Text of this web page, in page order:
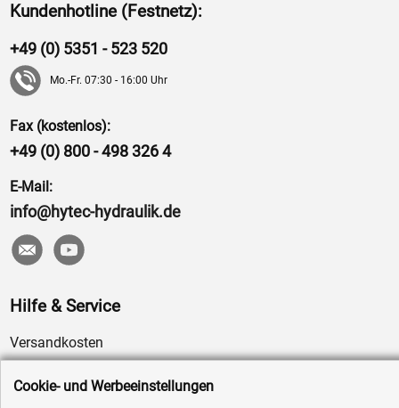
Kundenhotline (Festnetz):
+49 (0) 5351 - 523 520
Mo.-Fr. 07:30 - 16:00 Uhr
Fax (kostenlos):
+49 (0) 800 - 498 326 4
E-Mail:
info@hytec-hydraulik.de
Hilfe & Service
Versandkosten
Service
Cookie- und Werbeeinstellungen